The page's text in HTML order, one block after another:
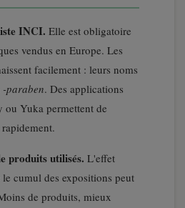
INCI. Elle est obligatoire
vendus en Europe. Les
facilement : leurs noms
-paraben. Des applications
Yuka permettent de
produits utilisés. L'effet
cumul des expositions peut
de produits, mieux